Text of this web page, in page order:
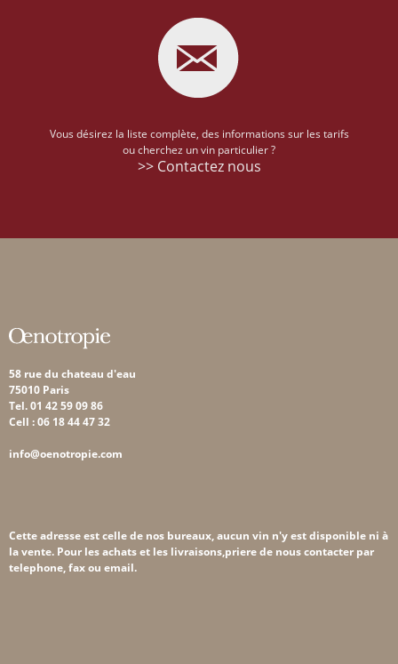
Vous désirez la liste complète, des informations sur les tarifs
ou cherchez un vin particulier ?
>> Contactez nous
58 rue du chateau d'eau
75010 Paris
Tel. 01 42 59 09 86
Cell : 06 18 44 47 32
info@oenotropie.com
Cette adresse est celle de nos bureaux, aucun vin n'y est disponible ni à
la vente. Pour les achats et les livraisons,priere de nous contacter par
telephone, fax ou email.